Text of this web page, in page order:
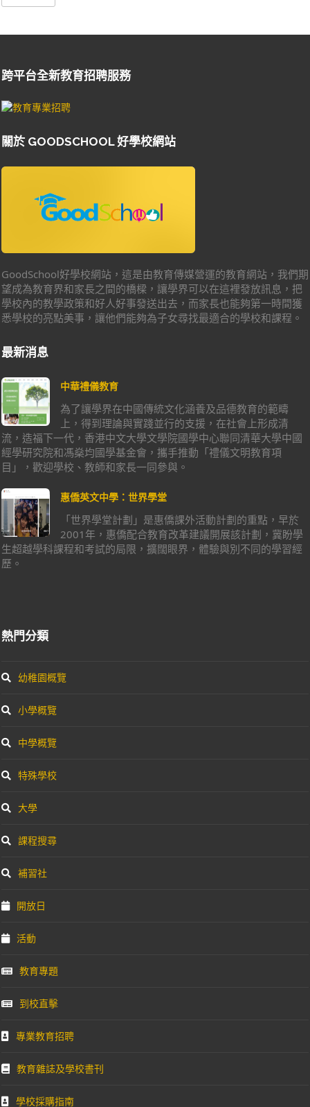
跨平台全新教育招聘服務
關於 GOODSCHOOL 好學校網站
GoodSchool好學校網站，這是由教育傳媒營運的教育網站，我們期
望成為教育界和家長之間的橋樑，讓學界可以在這裡發放訊息，把
學校內的教學政策和好人好事發送出去，而家長也能夠第一時間獲
悉學校的亮點美事，讓他們能夠為子女尋找最適合的學校和課程。
最新消息
中華禮儀教育
為了讓學界在中國傳統文化涵養及品德教育的範疇
上，得到理論與實踐並行的支援，在社會上形成清
流，造福下一代，香港中文大學文學院國學中心聯同清華大學中國
經學研究院和馮燊均國學基金會，攜手推動「禮儀文明教育項
目」，歡迎學校、教師和家長一同參與。
惠僑英文中學：世界學堂
「世界學堂計劃」是惠僑課外活動計劃的重點，早於
2001年，惠僑配合教育改革建議開展該計劃，冀盼學
生超越學科課程和考試的局限，擴闊眼界，體驗與別不同的學習經
歷。
熱門分類
幼稚園概覽
小學概覽
中學概覽
特殊學校
大學
課程搜尋
補習社
開放日
活動
教育專題
到校直擊
專業教育招聘
教育雜誌及學校書刊
學校採購指南